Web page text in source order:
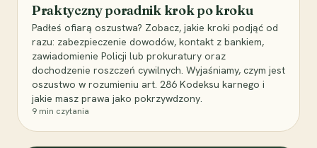
Praktyczny poradnik krok po kroku
Padłeś ofiarą oszustwa? Zobacz, jakie kroki podjąć od
razu: zabezpieczenie dowodów, kontakt z bankiem,
zawiadomienie Policji lub prokuratury oraz
dochodzenie roszczeń cywilnych. Wyjaśniamy, czym jest
oszustwo w rozumieniu art. 286 Kodeksu karnego i
jakie masz prawa jako pokrzywdzony.
9 min czytania